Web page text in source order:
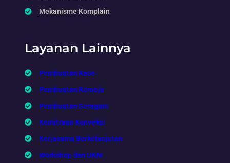
Mekanisme Komplain
Layanan Lainnya
Pembuatan Kaos
Pembuatan Kemeja
Pembuatan Seragam
Kemitraan Konveksi
Kerjasama Berkelanjutan
Workshop dan UKM